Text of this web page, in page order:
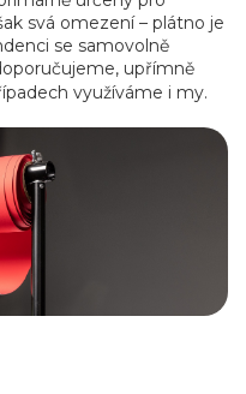
svá omezení – plátno je
se samovolně
upřímně
využíváme i my.